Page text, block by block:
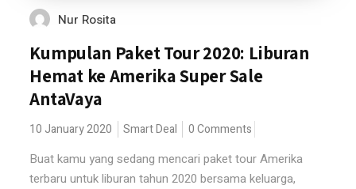
Nur Rosita
Kumpulan Paket Tour 2020: Liburan
Hemat ke Amerika Super Sale
AntaVaya
10 January 2020 Smart Deal 0 Comments
Buat kamu yang sedang mencari paket tour Amerika
terbaru untuk liburan tahun 2020 bersama keluarga,